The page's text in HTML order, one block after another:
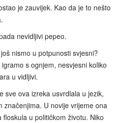
je zauvijek. Kao da je to nešto
nevidljivi pepeo.
nismo u potpunosti svjesni?
s ognjem, nesvjesni koliko
u vidljivi.
sve ova izreka usvrdlala u jezik,
značenjima. U novije vrijeme ona
u političkom životu. Niko